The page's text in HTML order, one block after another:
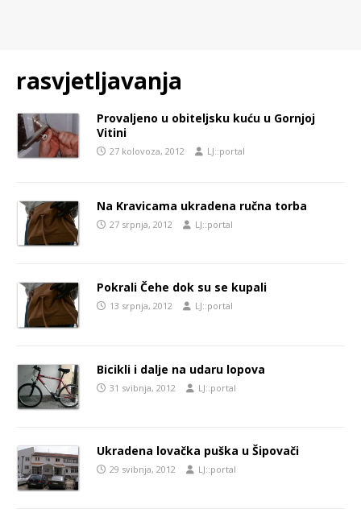
rasvjetljavanja
Provaljeno u obiteljsku kuću u Gornjoj
Vitini
27 kolovoza, 2012 LJ::portal
Na Kravicama ukradena ručna torba
27 srpnja, 2012 LJ::portal
Pokrali Čehe dok su se kupali
13 srpnja, 2012 LJ::portal
Bicikli i dalje na udaru lopova
31 svibnja, 2012 LJ::portal
Ukradena lovačka puška u Šipovači
29 svibnja, 2012 LJ::portal